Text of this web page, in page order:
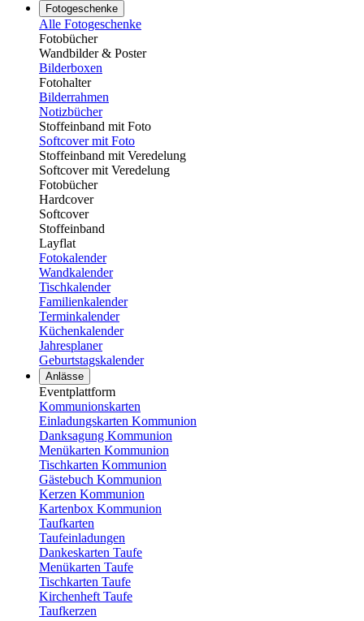
Fotogeschenke
Alle Fotogeschenke
Fotobücher
Wandbilder & Poster
Bilderboxen
Fotohalter
Bilderrahmen
Notizbücher
Stoffeinband mit Foto
Softcover mit Foto
Stoffeinband mit Veredelung
Softcover mit Veredelung
Fotobücher
Hardcover
Softcover
Stoffeinband
Layflat
Fotokalender
Wandkalender
Tischkalender
Familienkalender
Terminkalender
Küchenkalender
Jahresplaner
Geburtstagskalender
Anlässe
Eventplattform
Kommunionskarten
Einladungskarten Kommunion
Danksagung Kommunion
Menükarten Kommunion
Tischkarten Kommunion
Gästebuch Kommunion
Kerzen Kommunion
Kartenbox Kommunion
Taufkarten
Taufeinladungen
Dankeskarten Taufe
Menükarten Taufe
Tischkarten Taufe
Kirchenheft Taufe
Taufkerzen